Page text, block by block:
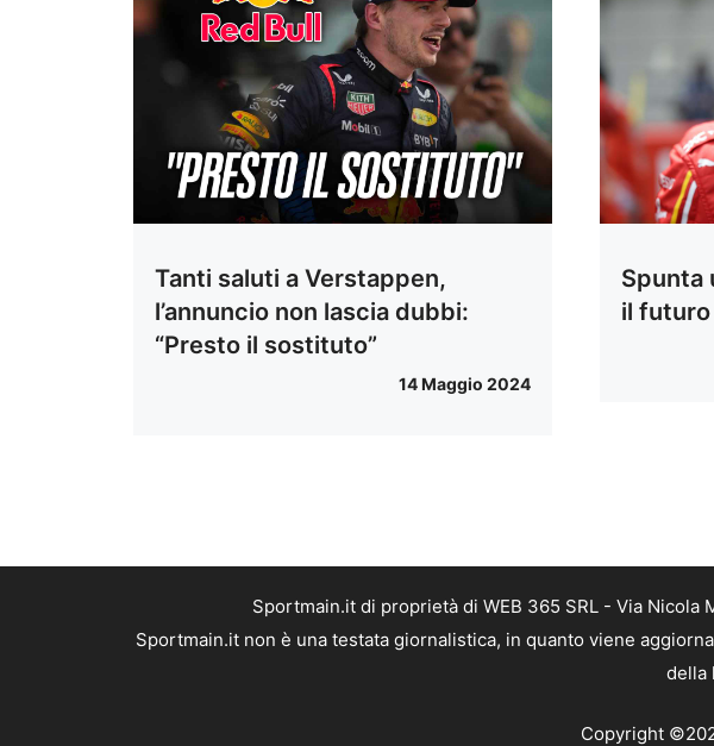
Tanti saluti a Verstappen,
l’annuncio non lascia dubbi:
“Presto il sostituto”
14 Maggio 2024
Spunta
il
Sportmain.it di proprietà di WEB 365 SRL - Via Nicola
Sportmain.it non è una testata giornalistica, in quanto viene
della
Copyright